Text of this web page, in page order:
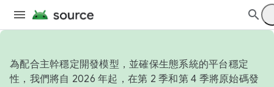
為配合主幹穩定開發模型，並確保生態系統的平台穩定
性，我們將自 2026 年起，在第 2 季和第 4 季將原始碼發